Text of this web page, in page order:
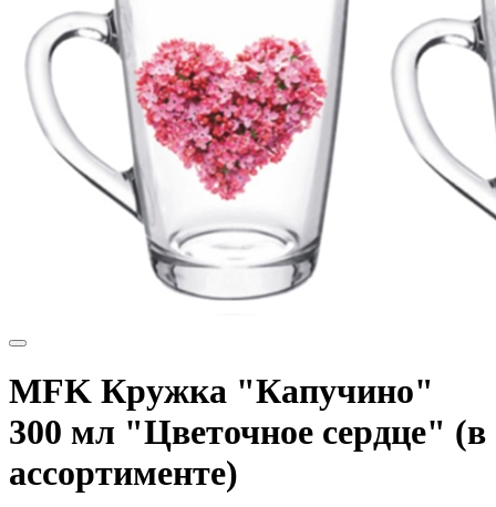
MFK Кружка "Капучино"
300 мл "Цветочное сердце" (в
ассортименте)